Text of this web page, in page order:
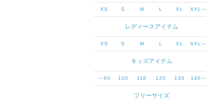
XS S M L XL XXL～
レディースアイテム
XS S M L XL XXL～
キッズアイテム
～90 100 110 120 130 140～
フリーサイズ